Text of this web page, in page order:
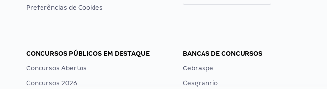
Preferências de Cookies
CONCURSOS PÚBLICOS EM DESTAQUE
Concursos Abertos
Concursos 2026
BANCAS DE CONCURSOS
Cebraspe
Cesgranrio